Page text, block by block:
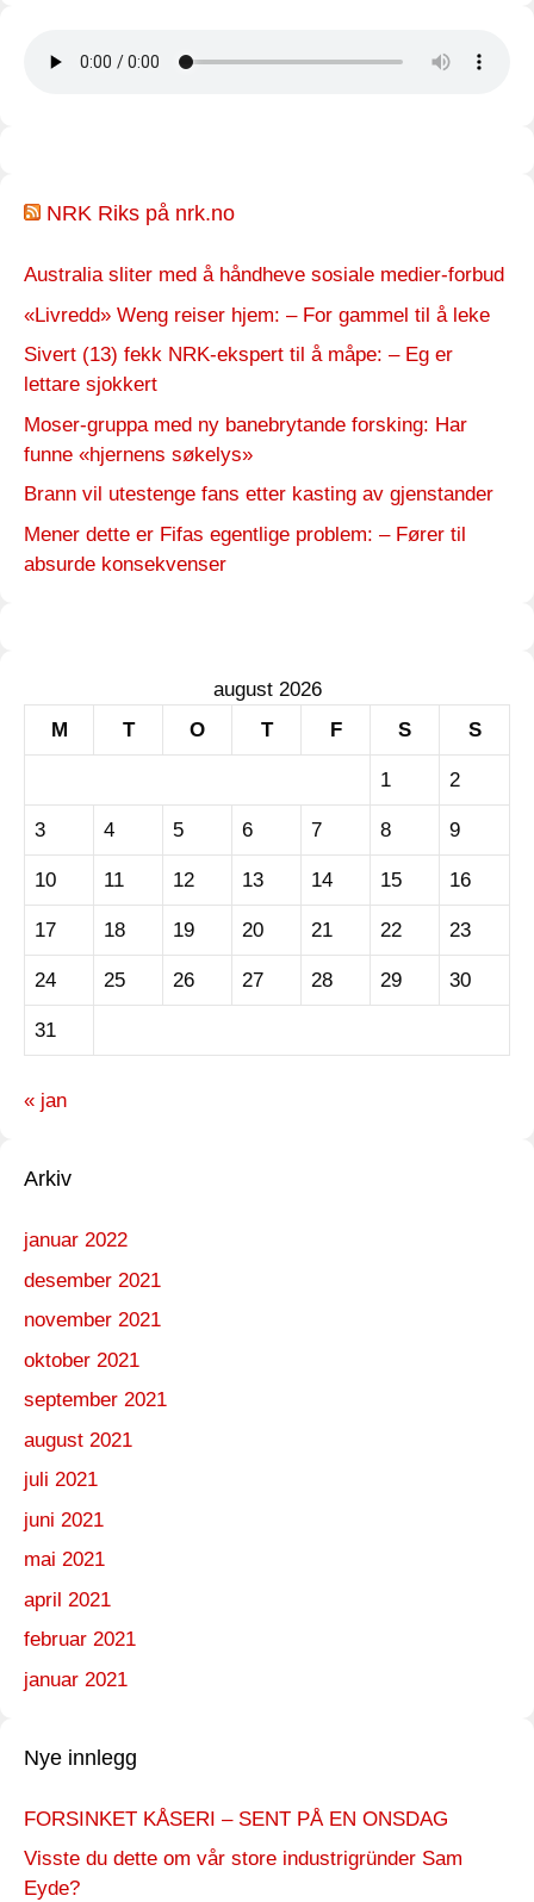
NRK Riks på nrk.no
Australia sliter med å håndheve sosiale medier-forbud
«Livredd» Weng reiser hjem: – For gammel til å leke
Sivert (13) fekk NRK-ekspert til å måpe: – Eg er
lettare sjokkert
Moser-gruppa med ny banebrytande forsking: Har
funne «hjernens søkelys»
Brann vil utestenge fans etter kasting av gjenstander
Mener dette er Fifas egentlige problem: – Fører til
absurde konsekvenser
august 2026
M
T O T F S S
1 2
3 4 5 6 7 8 9
10 11 12 13 14 15 16
17 18 19 20 21 22 23
24 25 26 27 28 29 30
31
« jan
Arkiv
januar 2022
desember 2021
november 2021
oktober 2021
september 2021
august 2021
juli 2021
juni 2021
mai 2021
april 2021
februar 2021
januar 2021
Nye innlegg
FORSINKET KÅSERI – SENT PÅ EN ONSDAG
Visste du dette om vår store industrigründer Sam
Eyde?